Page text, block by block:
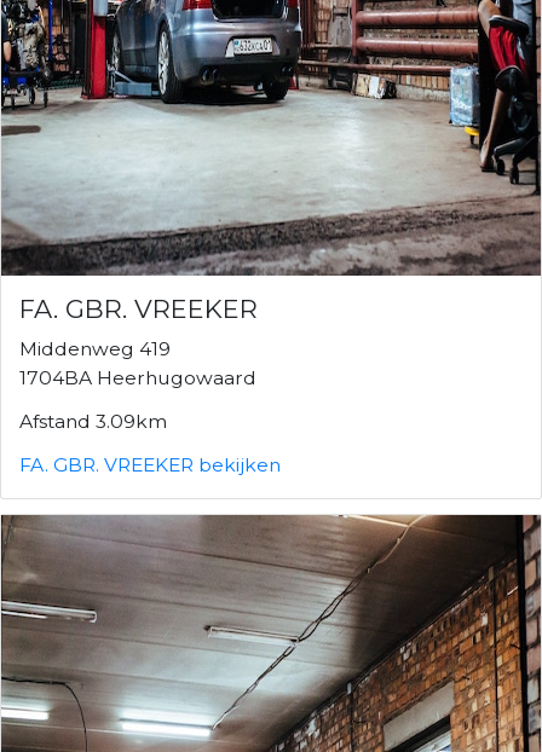
FA. GBR. VREEKER
Middenweg 419
1704BA Heerhugowaard
Afstand 3.09km
FA. GBR. VREEKER bekijken